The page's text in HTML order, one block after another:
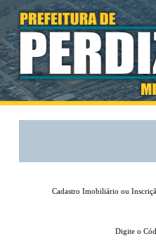
Cadastro Imobiliário ou
Digite o